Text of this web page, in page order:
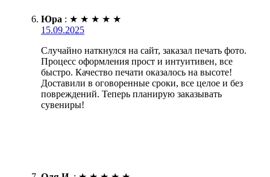
Юра : ★ ★ ★ ★ ★
15.09.2025
Случайно наткнулся на сайт, заказал печать фото.
Процесс оформления прост и интуитивен, все
быстро. Качество печати оказалось на высоте!
Доставили в оговоренные сроки, все целое и без
повреждений. Теперь планирую заказывать
сувениры!